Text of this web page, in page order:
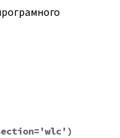
='wlc' )